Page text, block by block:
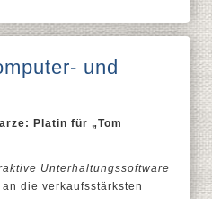
und
Platin für „Tom
Unterhaltungssoftware
die verkaufsstärksten